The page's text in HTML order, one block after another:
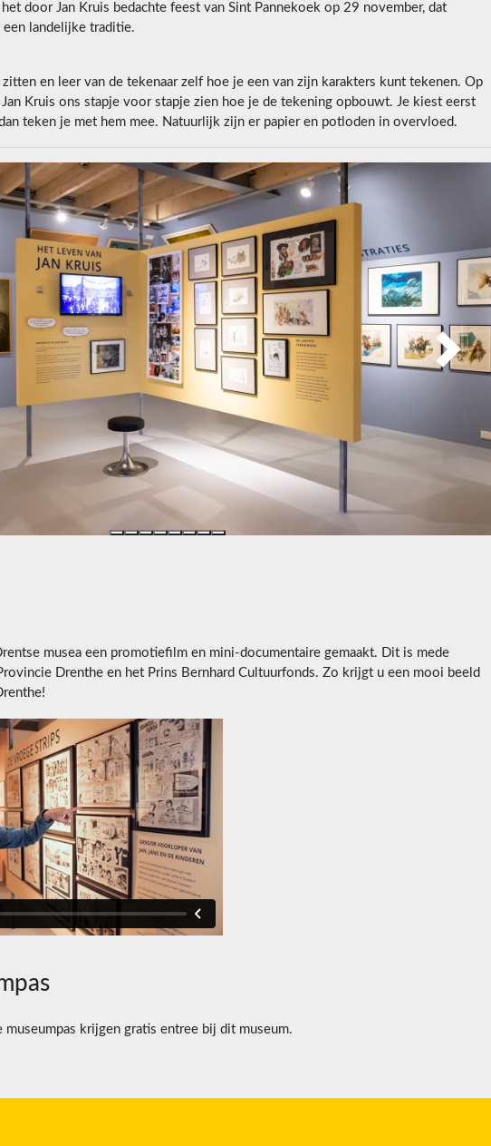
door Jan Kruis bedachte feest van Sint Pannekoek op 29 november, dat
landelijke traditie.
en leer van de tekenaar zelf hoe je een van zijn karakters kunt tekenen. Op
Kruis ons stapje voor stapje zien hoe je de tekening opbouwt. Je kiest eerst
teken je met hem mee. Natuurlijk zijn er papier en potloden in overvloed.
Next
musea een promotiefilm en mini-documentaire gemaakt. Dit is mede
Drenthe en het Prins Bernhard Cultuurfonds. Zo krijgt u een mooi beeld
krijgen gratis entree bij dit museum.